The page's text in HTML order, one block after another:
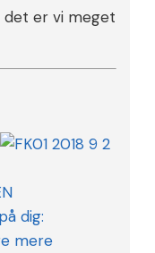
det er vi meget
dig:
mere